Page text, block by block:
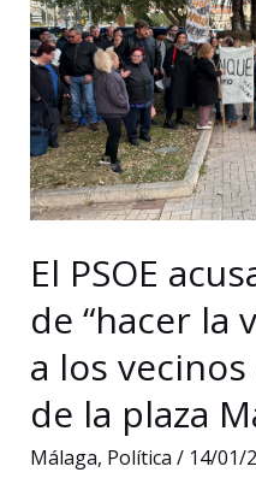
debate
sobre
el
futuro
del
Tercer
Sector
El PSOE
de “hacer la
a los
de la plaza
Málaga, Política / 14/01/